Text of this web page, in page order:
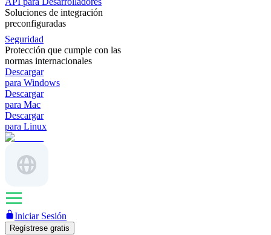
Soluciones de integración
preconfiguradas
Seguridad
Protección que cumple con las
normas internacionales
Descargar
para Windows
Descargar
para Mac
Descargar
para Linux
Iniciar Sesión
Regístrese gratis